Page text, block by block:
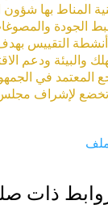
المناط بها
الجودة
أنشطة التقييس
والبيئة ودعم
المعتمد في
لإشراف مجلس
ذات